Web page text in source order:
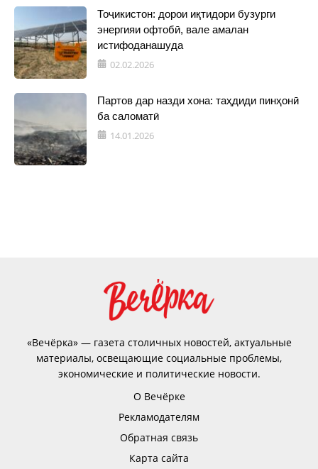
Тоҷикистон: дорои иқтидори бузурги
энергияи офтобӣ, вале амалан
истифоданашуда
02.02.2026
Партов дар назди хона: таҳдиди пинҳонӣ
ба саломатӣ
14.01.2026
«Вечёрка» — газета столичных новостей, актуальные
материалы, освещающие социальные проблемы,
экономические и политические новости.
О Вечёрке
Рекламодателям
Обратная связь
Карта сайта